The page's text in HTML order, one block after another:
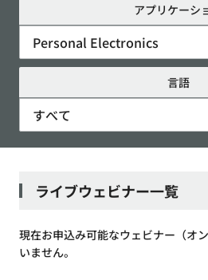
アプリケーシ
Personal Electronics
言語
すべて
ライブウェビナー一覧
現在お申込み可能なウェビナー（オ
いません。